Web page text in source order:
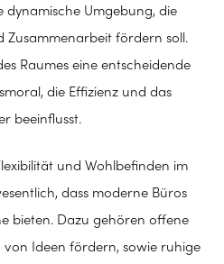
dynamische Umgebung, die
Zusammenarbeit fördern soll.
Raumes eine entscheidende
die Effizienz und das
beeinflusst.
und Wohlbefinden im
dass moderne Büros
bieten. Dazu gehören offene
von Ideen fördern, sowie ruhige